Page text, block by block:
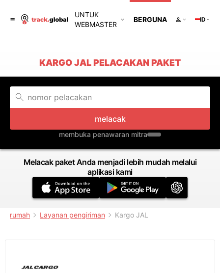
UNTUK
WEBMASTER
BERGUNA ID
KARGO JAL PELACAKAN PAKET
melacak
membuka penawaran mitra
Melacak paket Anda menjadi lebih mudah melalui
aplikasi kami
rumah Layanan pengiriman Kargo JAL